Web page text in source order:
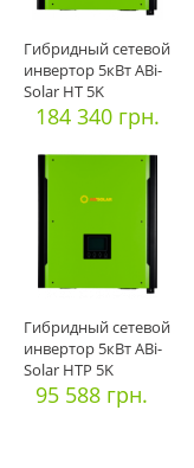
Гибридный сетевой
инвертор 5кВт ABi-
Solar HT 5K
184 340 грн.
Гибридный сетевой
инвертор 5кВт ABi-
Solar HTP 5K
95 588 грн.